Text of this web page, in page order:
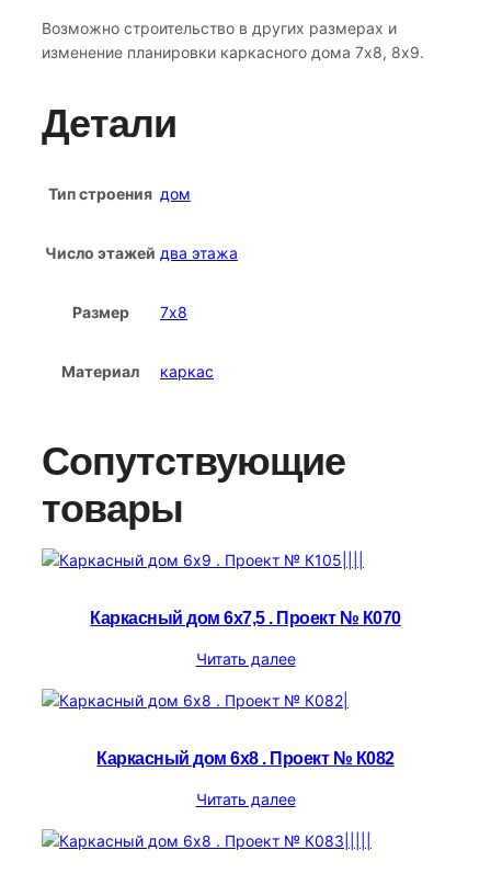
Возможно строительство в других размерах и
изменение планировки каркасного дома 7х8, 8х9.
Детали
Тип строения дом
Число этажей два этажа
Размер 7х8
Материал каркас
Сопутствующие
товары
Каркасный дом 6х7,5 . Проект № К070
Читать далее
Каркасный дом 6х8 . Проект № К082
Читать далее